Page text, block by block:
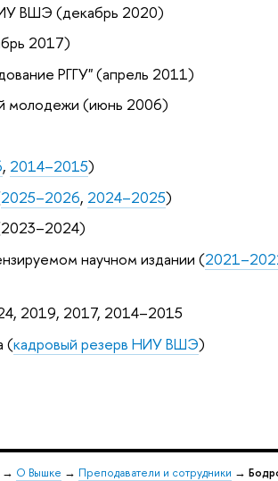
ВШЭ (декабрь 2020)
2017)
РГГУ" (апрель 2011)
молодежи (июнь 2006)
, 2014–2015)
2025–2026, 2024–2025)
научном издании (
2019, 2017, 2014–2015
(кадровый резерв НИУ ВШЭ)
→ О Вышке → Преподаватели и сотрудники →